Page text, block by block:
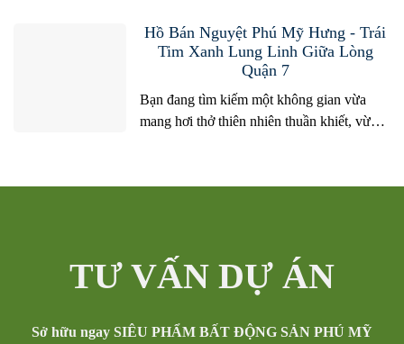
hoạch hiện đại, không gian xanh sạch và
cộng đồng văn minh quốc tế. Trong hành
trình khám phá và lựa chọn bất động sản
tại...
Hồ Bán Nguyệt Phú Mỹ Hưng - Trái
Tim Xanh Lung Linh Giữa Lòng
Quận 7
Bạn đang tìm kiếm một không gian vừa
mang hơi thở thiên nhiên thuần khiết, vừa
Nguyệt Phú Mỹ Hưng chính là câu trả lời
TƯ VẤN DỰ ÁN
Sở hữu ngay SIÊU PHẨM BẤT ĐỘNG SẢN PHÚ MỸ